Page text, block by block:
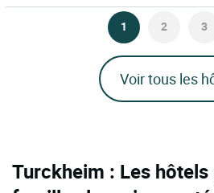
1 2 3
Voir tous les
Turckheim : Les